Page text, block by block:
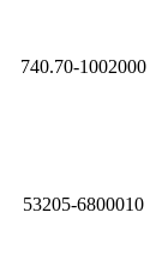
740.70-1002000
53205-6800010